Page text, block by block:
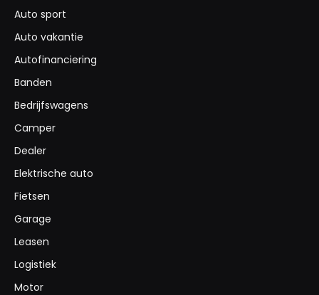
Auto sport
Auto vakantie
Autofinanciering
Banden
Bedrijfswagens
Camper
Dealer
Elektrische auto
Fietsen
Garage
Leasen
Logistiek
Motor